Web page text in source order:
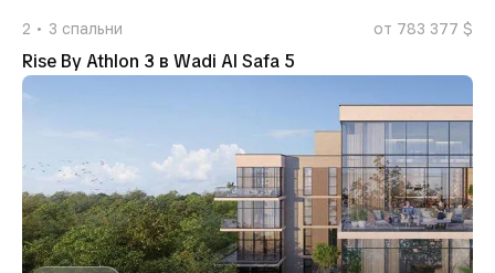
2 3 спальни от 783 377 $
Rise By Athlon 3 в Wadi Al Safa 5